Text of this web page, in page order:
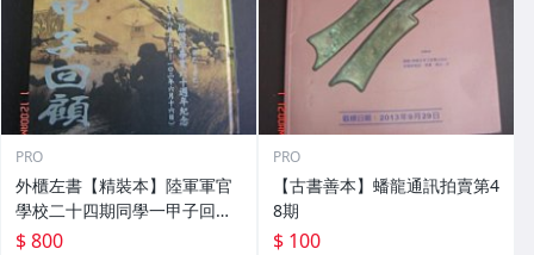
PRO
外櫃左書【精裝本】陸軍軍官
學校二十四期同學一甲子回顧
黃埔 國軍眷村老兵回憶錄
$ 800
PRO
【古書善本】蟠龍通訊拍賣第4
8期
$ 100